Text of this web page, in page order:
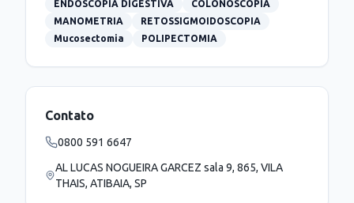
ENDOSCOPIA DIGESTIVA
COLONOSCOPIA
MANOMETRIA
RETOSSIGMOIDOSCOPIA
Mucosectomia
POLIPECTOMIA
Contato
0800 591 6647
AL LUCAS NOGUEIRA GARCEZ sala 9, 865, VILA
THAIS, ATIBAIA, SP